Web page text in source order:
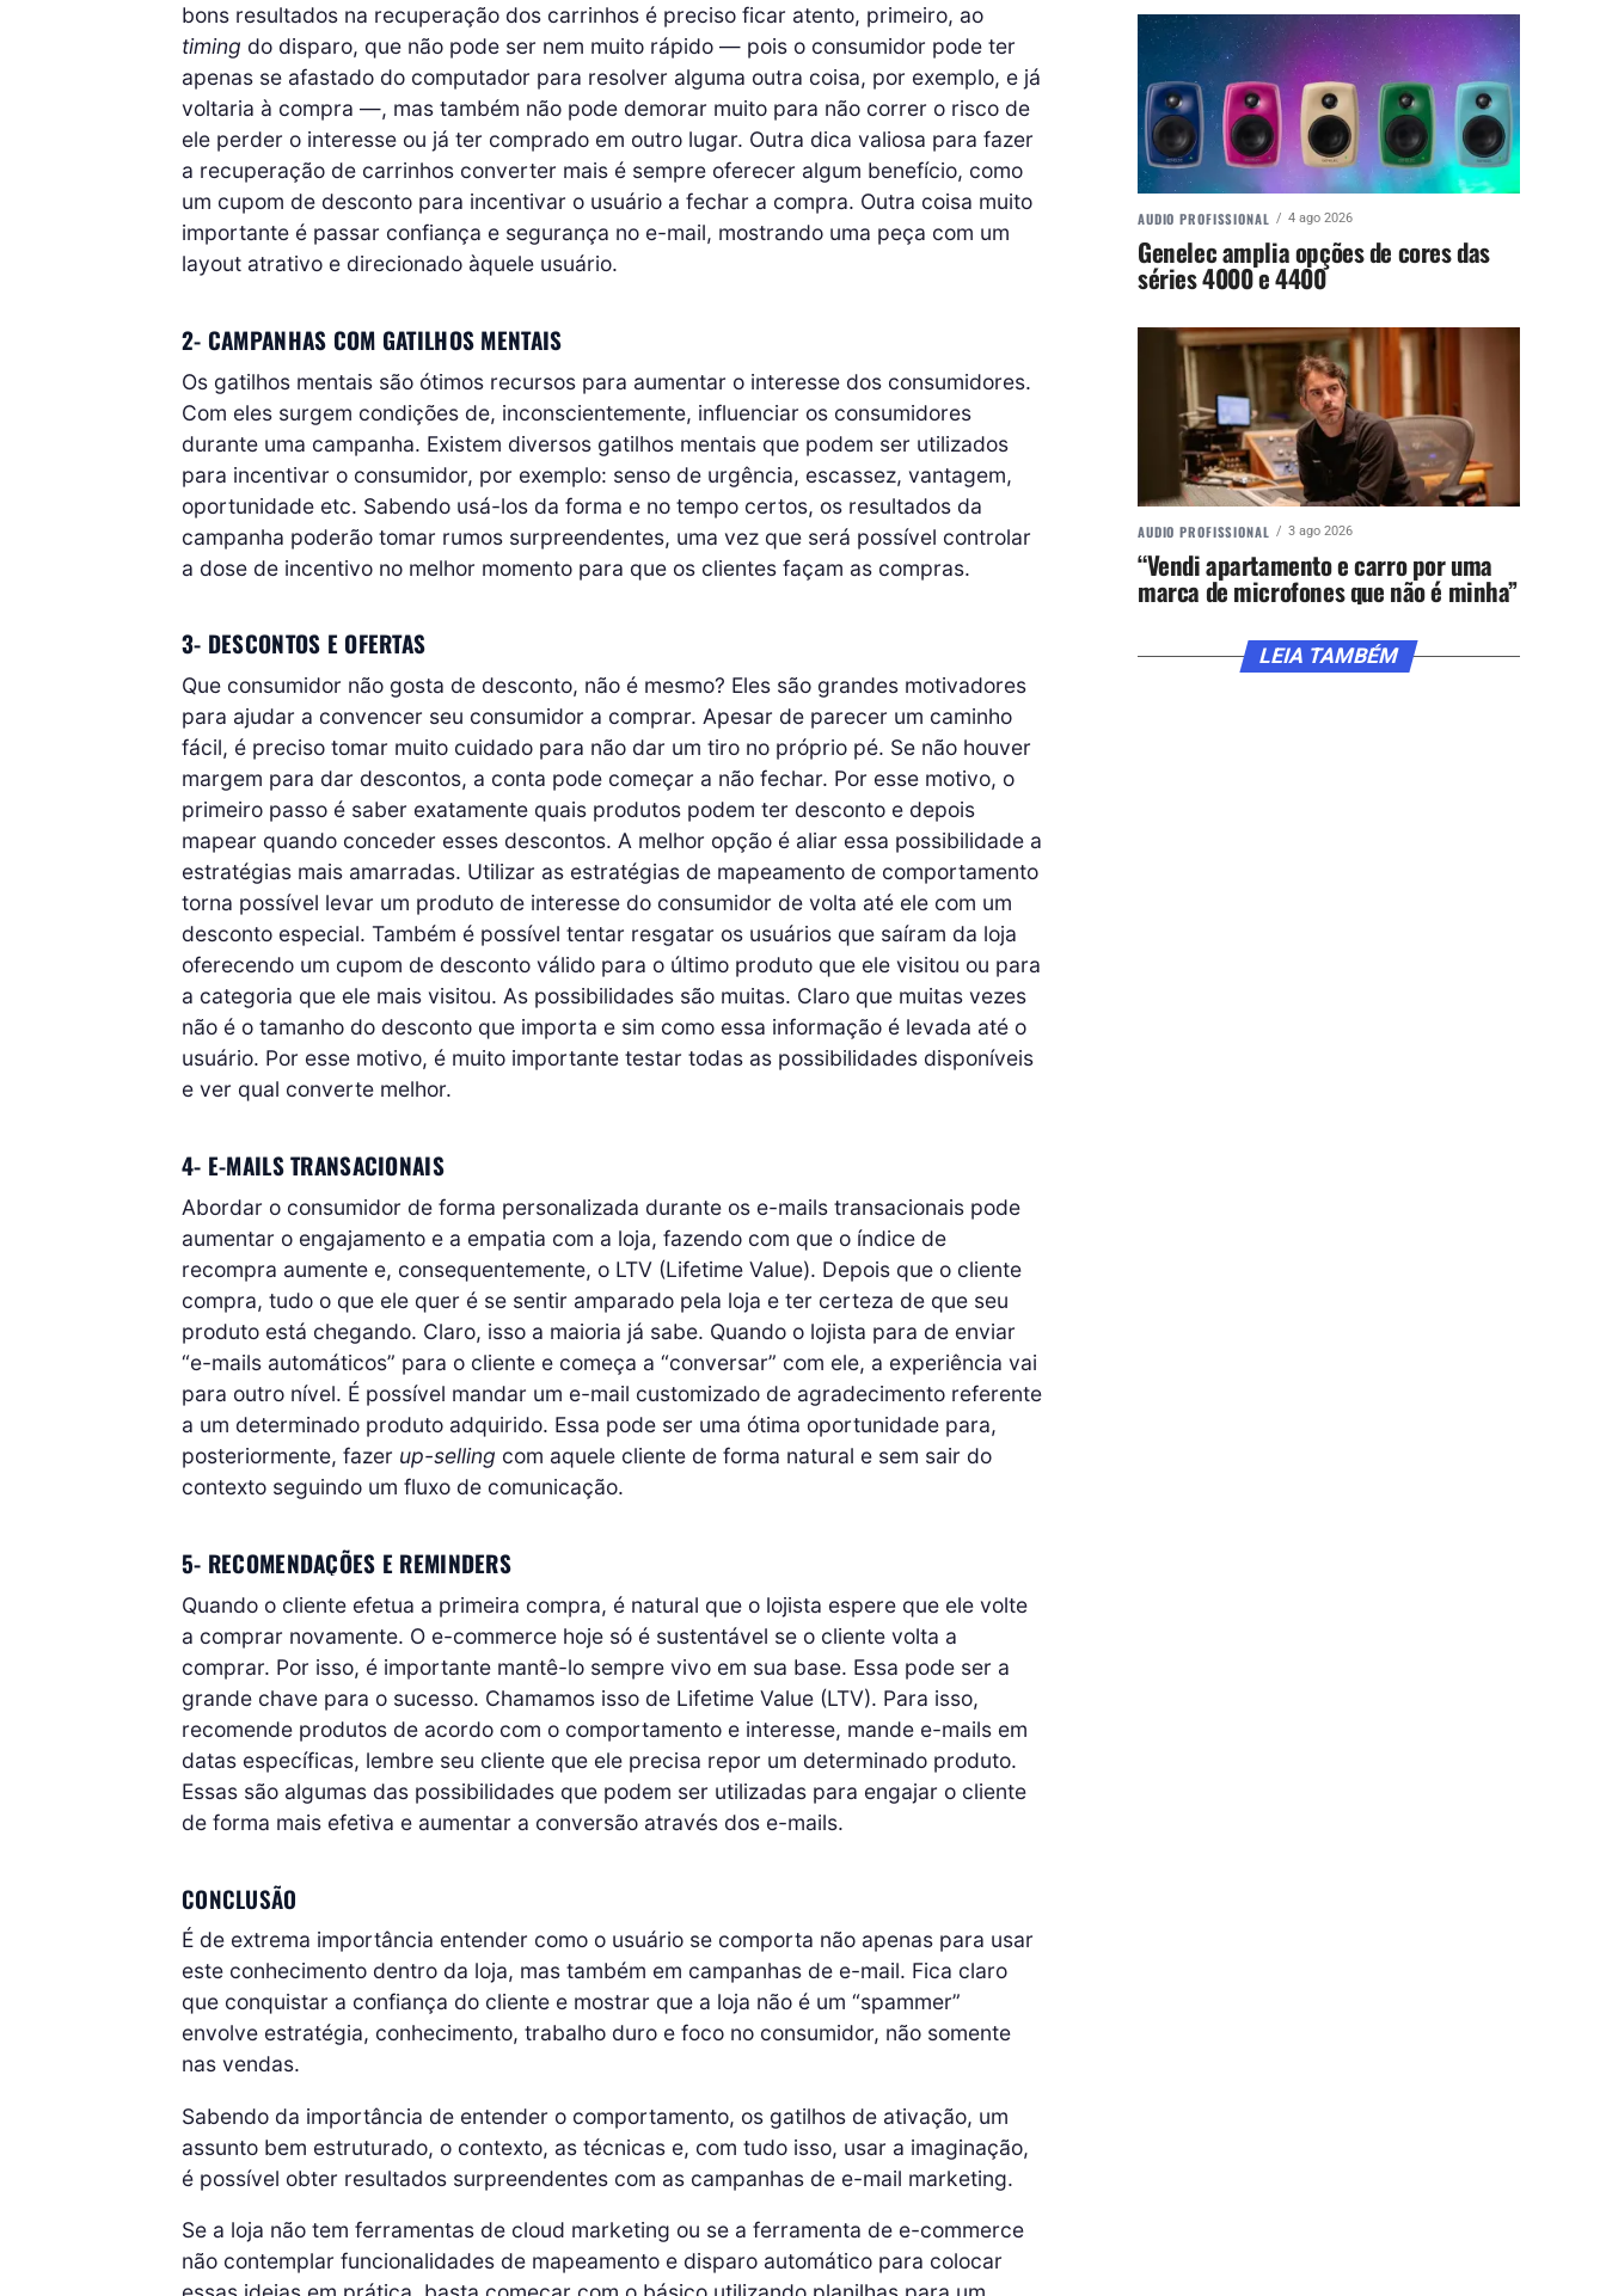
bons resultados na recuperação dos carrinhos é preciso ficar atento, primeiro, ao
timing do disparo, que não pode ser nem muito rápido — pois o consumidor pode ter
apenas se afastado do computador para resolver alguma outra coisa, por exemplo, e já
voltaria à compra —, mas também não pode demorar muito para não correr o risco de
ele perder o interesse ou já ter comprado em outro lugar. Outra dica valiosa para fazer
a recuperação de carrinhos converter mais é sempre oferecer algum benefício, como
um cupom de desconto para incentivar o usuário a fechar a compra. Outra coisa muito
importante é passar confiança e segurança no e-mail, mostrando uma peça com um
layout atrativo e direcionado àquele usuário.
2- CAMPANHAS COM GATILHOS MENTAIS
Os gatilhos mentais são ótimos recursos para aumentar o interesse dos consumidores.
Com eles surgem condições de, inconscientemente, influenciar os consumidores
durante uma campanha. Existem diversos gatilhos mentais que podem ser utilizados
para incentivar o consumidor, por exemplo: senso de urgência, escassez, vantagem,
oportunidade etc. Sabendo usá-los da forma e no tempo certos, os resultados da
campanha poderão tomar rumos surpreendentes, uma vez que será possível controlar
a dose de incentivo no melhor momento para que os clientes façam as compras.
3- DESCONTOS E OFERTAS
Que consumidor não gosta de desconto, não é mesmo? Eles são grandes motivadores
para ajudar a convencer seu consumidor a comprar. Apesar de parecer um caminho
fácil, é preciso tomar muito cuidado para não dar um tiro no próprio pé. Se não houver
margem para dar descontos, a conta pode começar a não fechar. Por esse motivo, o
primeiro passo é saber exatamente quais produtos podem ter desconto e depois
mapear quando conceder esses descontos. A melhor opção é aliar essa possibilidade a
estratégias mais amarradas. Utilizar as estratégias de mapeamento de comportamento
torna possível levar um produto de interesse do consumidor de volta até ele com um
desconto especial. Também é possível tentar resgatar os usuários que saíram da loja
oferecendo um cupom de desconto válido para o último produto que ele visitou ou para
a categoria que ele mais visitou. As possibilidades são muitas. Claro que muitas vezes
não é o tamanho do desconto que importa e sim como essa informação é levada até o
usuário. Por esse motivo, é muito importante testar todas as possibilidades disponíveis
e ver qual converte melhor.
4- E-MAILS TRANSACIONAIS
Abordar o consumidor de forma personalizada durante os e-mails transacionais pode
aumentar o engajamento e a empatia com a loja, fazendo com que o índice de
recompra aumente e, consequentemente, o LTV (Lifetime Value). Depois que o cliente
compra, tudo o que ele quer é se sentir amparado pela loja e ter certeza de que seu
produto está chegando. Claro, isso a maioria já sabe. Quando o lojista para de enviar
“e-mails automáticos” para o cliente e começa a “conversar” com ele, a experiência vai
para outro nível. É possível mandar um e-mail customizado de agradecimento referente
a um determinado produto adquirido. Essa pode ser uma ótima oportunidade para,
posteriormente, fazer up-selling com aquele cliente de forma natural e sem sair do
contexto seguindo um fluxo de comunicação.
5- RECOMENDAÇÕES E REMINDERS
Quando o cliente efetua a primeira compra, é natural que o lojista espere que ele volte
a comprar novamente. O e-commerce hoje só é sustentável se o cliente volta a
comprar. Por isso, é importante mantê-lo sempre vivo em sua base. Essa pode ser a
grande chave para o sucesso. Chamamos isso de Lifetime Value (LTV). Para isso,
recomende produtos de acordo com o comportamento e interesse, mande e-mails em
datas específicas, lembre seu cliente que ele precisa repor um determinado produto.
Essas são algumas das possibilidades que podem ser utilizadas para engajar o cliente
de forma mais efetiva e aumentar a conversão através dos e-mails.
CONCLUSÃO
É de extrema importância entender como o usuário se comporta não apenas para usar
este conhecimento dentro da loja, mas também em campanhas de e-mail. Fica claro
que conquistar a confiança do cliente e mostrar que a loja não é um “spammer”
envolve estratégia, conhecimento, trabalho duro e foco no consumidor, não somente
nas vendas.
Sabendo da importância de entender o comportamento, os gatilhos de ativação, um
assunto bem estruturado, o contexto, as técnicas e, com tudo isso, usar a imaginação,
é possível obter resultados surpreendentes com as campanhas de e-mail marketing.
Se a loja não tem ferramentas de cloud marketing ou se a ferramenta de e-commerce
não contemplar funcionalidades de mapeamento e disparo automático para colocar
AUDIO PROFISSIONAL 4 ago 2026
Genelec amplia opções de cores das
séries 4000 e 4400
AUDIO PROFISSIONAL 3 ago 2026
“Vendi apartamento e carro por uma
marca de microfones que não é minha”
LEIA TAMBÉM